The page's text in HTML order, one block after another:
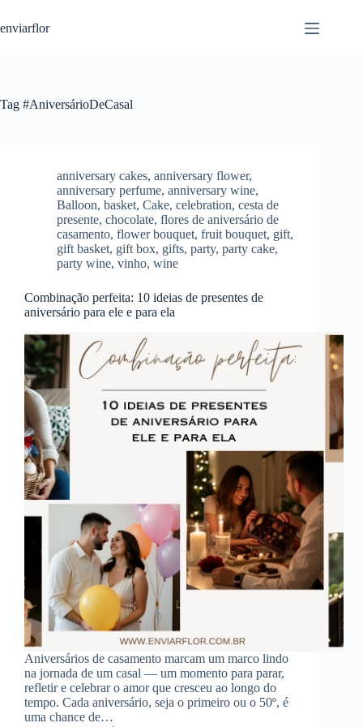
k
c
enviarflor
Tag #AniversárioDeCasal
anniversary cakes, anniversary flower,
anniversary perfume, anniversary wine,
Balloon, basket, Cake, celebration, cesta de
presente, chocolate, flores de aniversário de
casamento, flower bouquet, fruit bouquet, gift,
gift basket, gift box, gifts, party, party cake,
party wine, vinho, wine
Combinação perfeita: 10 ideias de presentes de
aniversário para ele e para ela
Aniversários de casamento marcam um marco lindo
na jornada de um casal — um momento para parar,
refletir e celebrar o amor que cresceu ao longo do
tempo. Cada aniversário, seja o primeiro ou o 50º, é
uma chance de…